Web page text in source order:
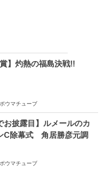
】灼熱の福島決戦!!
ウマチューブ
お披露目】ルメールのカ
C除幕式 角居勝彦元調
ウマチューブ